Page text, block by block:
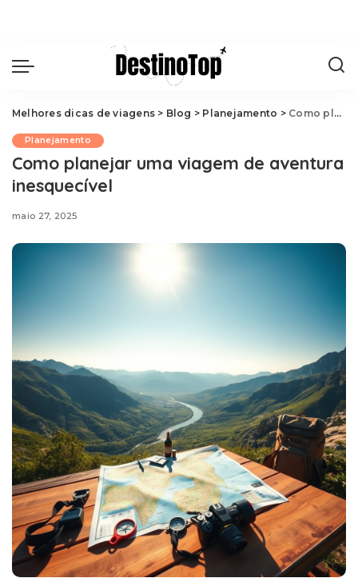
Melhores dicas de viagens > Blog > Planejamento > Como planejar uma viagem de aventura inesquecível
Planejamento
Como planejar uma viagem de aventura
inesquecível
maio 27, 2025